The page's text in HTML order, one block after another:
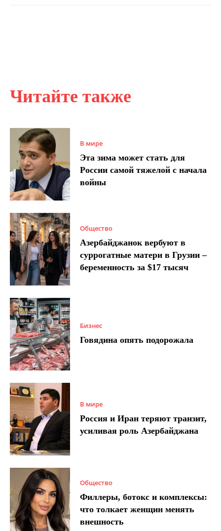
Читайте также
В мире
Эта зима может стать для
России самой тяжелой с начала
войны
Общество
Азербайджанок вербуют в
суррогатные матери в Грузии –
беременность за $17 тысяч
Бизнес
Говядина опять подорожала
В мире
Россия и Иран теряют транзит,
усиливая роль Азербайджана
Общество
Филлеры, ботокс и комплексы:
что толкает женщин менять
внешность